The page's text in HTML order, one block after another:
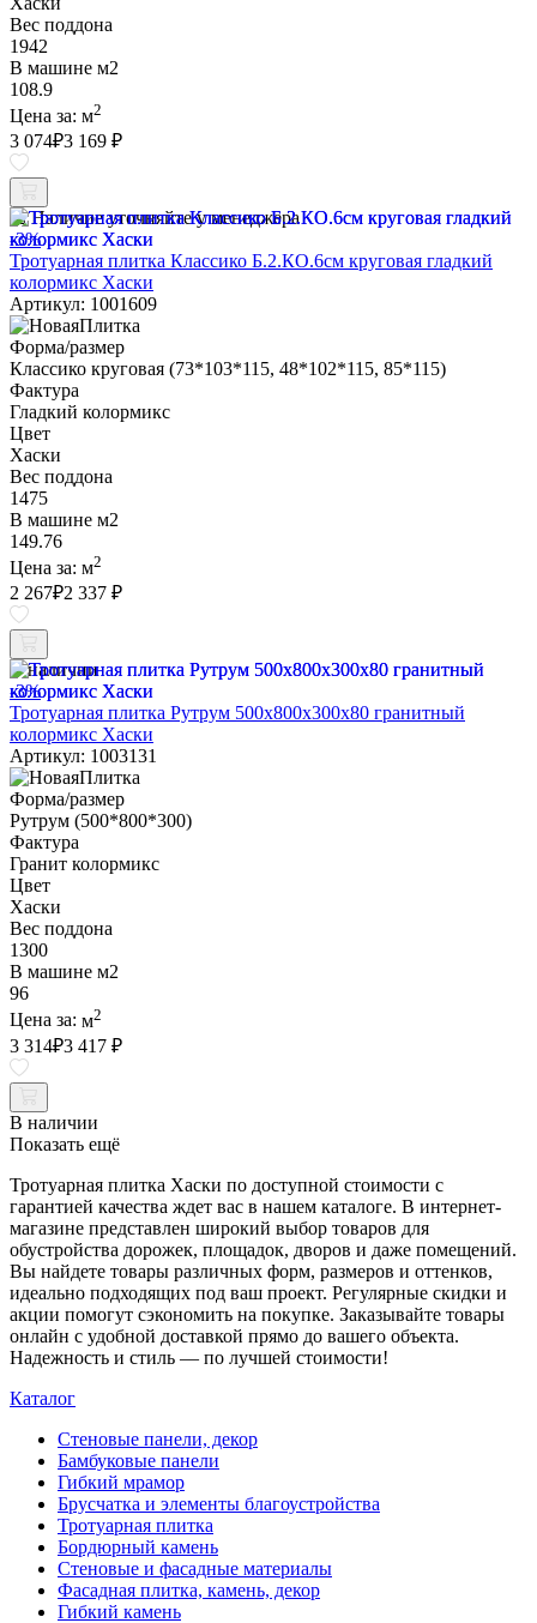
Вес поддона
1942
В машине м2
108.9
Цена за: м2
3 074₽3 169 ₽
Наличие уточняйте у менеджера
-3%
Тротуарная плитка Классико Б.2.КО.6см круговая гладкий
колормикс Хаски
Артикул: 1001609
Форма/размер
Классико круговая (73*103*115, 48*102*115, 85*115)
Фактура
Гладкий колормикс
Цвет
Хаски
Вес поддона
1475
В машине м2
149.76
Цена за: м2
2 267₽2 337 ₽
В наличии
-3%
Тротуарная плитка Рутрум 500х800х300х80 гранитный
колормикс Хаски
Артикул: 1003131
Форма/размер
Рутрум (500*800*300)
Фактура
Гранит колормикс
Цвет
Хаски
Вес поддона
1300
В машине м2
96
Цена за: м2
3 314₽3 417 ₽
В наличии
Показать ещё
Тротуарная плитка Хаски по доступной стоимости с
гарантией качества ждет вас в нашем каталоге. В интернет-
магазине представлен широкий выбор товаров для
обустройства дорожек, площадок, дворов и даже помещений.
Вы найдете товары различных форм, размеров и оттенков,
идеально подходящих под ваш проект. Регулярные скидки и
акции помогут сэкономить на покупке. Заказывайте товары
онлайн с удобной доставкой прямо до вашего объекта.
Надежность и стиль — по лучшей стоимости!
Каталог
Стеновые панели, декор
Бамбуковые панели
Гибкий мрамор
Брусчатка и элементы благоустройства
Тротуарная плитка
Бордюрный камень
Стеновые и фасадные материалы
Фасадная плитка, камень, декор
Гибкий камень